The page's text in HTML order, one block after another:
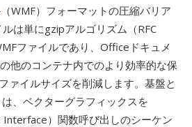
（WMF）フォーマットの圧縮バリア
は単にgzipアルゴリズム（RFC
ファイルであり、Officeドキュメ
他のコンテナ内でのより効率的な保
ァイルサイズを削減します。基盤と
、ベクターグラフィックスを
）関数呼び出しのシーケン